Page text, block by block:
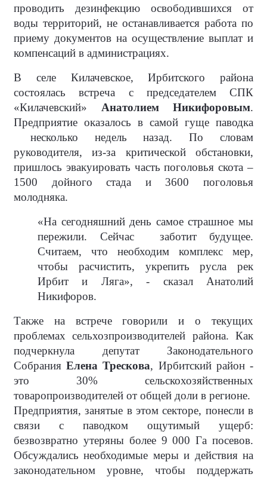
проводить дезинфекцию освободившихся от
воды территорий, не останавливается работа по
приему документов на осуществление выплат и
компенсаций в администрациях.
В селе Килачевское, Ирбитского района
состоялась встреча с председателем СПК
«Килачевский» Анатолием Никифоровым.
Предприятие оказалось в самой гуще паводка
несколько недель назад. По словам
руководителя, из-за критической обстановки,
пришлось эвакуировать часть поголовья скота –
1500 дойного стада и 3600 поголовья
молодняка.
«На сегодняшний день самое страшное мы
пережили. Сейчас
заботит будущее.
Считаем, что необходим комплекс мер,
чтобы расчистить, укрепить русла рек
Ирбит и Ляга», - сказал Анатолий
Никифоров.
Также на встрече говорили и о текущих
проблемах сельхозпроизводителей района. Как
подчеркнула депутат Законодательного
Собрания Елена Трескова, Ирбитский район -
это 30% сельскохозяйственных
товаропроизводителей от общей доли в регионе.
Предприятия, занятые в этом секторе, понесли в
связи с паводком ощутимый ущерб:
безвозвратно утеряны более 9 000 Га посевов.
Обсуждались необходимые меры и действия на
законодательном уровне, чтобы поддержать